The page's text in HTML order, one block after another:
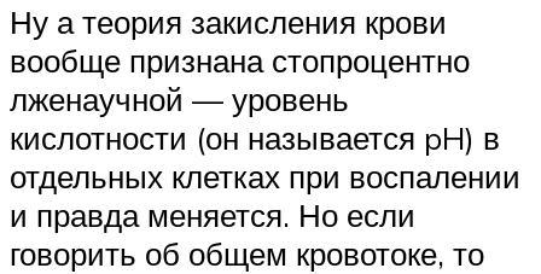
Ну а теория закисления крови
вообще признана стопроцентно
лженаучной — уровень
кислотности (он называется pH) в
отдельных клетках при воспалении
и правда меняется. Но если
говорить об общем кровотоке, то